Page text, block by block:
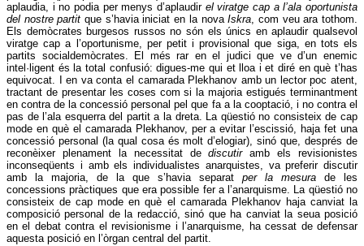
aplaudia, i no podia per menys d’aplaudir el viratge cap a l’ala oportunista
del nostre partitque s’havia iniciat en la novaIskra, com veu ara tothom.
Els demòcrates burgesos russos no són els únics en aplaudir qualsevol
viratge cap a l’oportunisme, per petit i provisional que siga, en tots els
partits socialdemòcrates. El més rar en el judici que ve d’un enemic
intel·ligent és la total confusió: digues-me qui et lloa i et diré en què t’has
equivocat. I en va conta el camarada Plekhanov amb un lector poc atent,
tractant de presentar les coses com si la majoria estigués terminantment
en contra de la concessió personal pel que fa a la cooptació, i no contra el
pas de l’ala esquerra del partit a la dreta. La qüestió no consisteix de cap
mode en què el camarada Plekhanov, per a evitar l’escissió, haja fet una
concessió personal (la qual cosa és molt d’elogiar), sinó que, després de
reconèixer plenament la necessitat dediscutiramb els revisionistes
inconseqüents i amb els individualistes anarquistes, va preferir discutir
amb la majoria, de la que s’havia separat per la mesura de les
concessions pràctiques que era possible fer a l’anarquisme. La qüestió no
consisteix de cap mode en què el camarada Plekhanov haja canviat la
composició personal de la redacció, sinó que ha canviat la seua posició
en el debat contra el revisionisme i l’anarquisme, ha cessat de defensar
aquesta posició en l’òrgan central del partit.